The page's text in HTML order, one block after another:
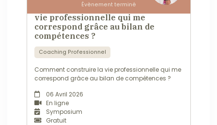
Évènement terminé
webinaire - Comment construire la
vie professionnelle qui me
correspond grâce au bilan de
compétences ?
Coaching Professionnel
Comment construire la vie professionnelle qui me
correspond grâce au bilan de compétences ?
06 Avril 2026
En ligne
Symposium
Gratuit